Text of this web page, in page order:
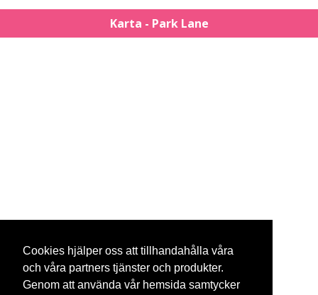
Cookies hjälper oss att tillhandahålla våra
och våra partners tjänster och produkter.
Genom att använda vår hemsida samtycker
Karta - Park Lane